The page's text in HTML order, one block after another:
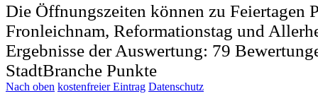
Die Öffnungszeiten können zu Feiertagen
Fronleichnam, Reformationstag und
Ergebnisse der Auswertung: 79
StadtBranche Punkte
Nach oben kostenfreier Eintrag Datenschutz